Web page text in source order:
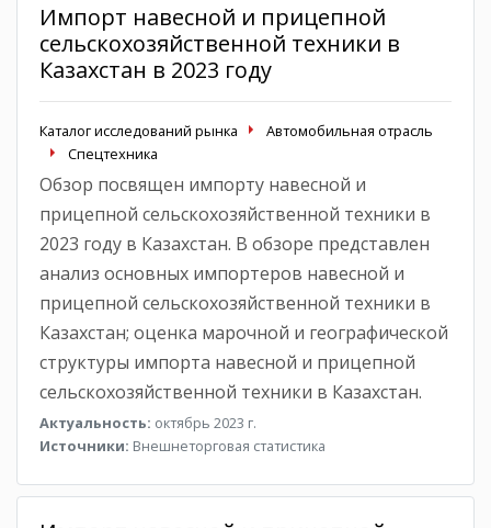
Импорт навесной и прицепной
сельскохозяйственной техники в
Казахстан в 2023 году
Каталог исследований рынка
Автомобильная отрасль
Спецтехника
Обзор посвящен импорту навесной и
прицепной сельскохозяйственной техники в
2023 году в Казахстан. В обзоре представлен
анализ основных импортеров навесной и
прицепной сельскохозяйственной техники в
Казахстан; оценка марочной и географической
структуры импорта навесной и прицепной
сельскохозяйственной техники в Казахстан.
Актуальность: октябрь 2023 г.
Источники: Внешнеторговая статистика